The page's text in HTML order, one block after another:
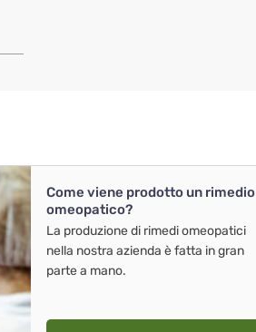
Come viene prodotto un rimedio
omeopatico?
La produzione di rimedi omeopatici
nella nostra azienda è fatta in gran
parte a mano.